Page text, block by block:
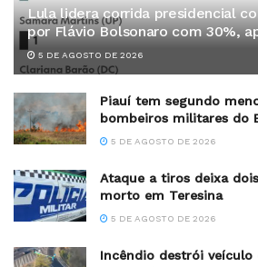
Lula lidera corrida presidencial
por Flávio Bolsonaro com 30%,
5 DE AGOSTO DE 2026
Piauí tem segundo
bombeiros militares do
5 DE AGOSTO DE 2026
Ataque a tiros deixa
morto em Teresina
5 DE AGOSTO DE 2026
Incêndio destrói veículo